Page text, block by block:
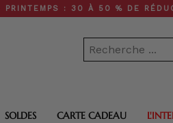
: 30 À 50 % DE
SOLDES CARTE CADEAU